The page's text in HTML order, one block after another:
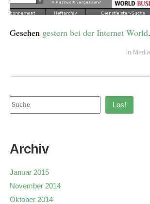
Gesehen gestern bei der Internet World.
in Media
Los!
Archiv
Januar 2015
November 2014
Oktober 2014